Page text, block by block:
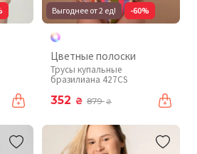
Выгоднее от 2 ед! -60%
Цветные полоски
Трусы купальные
бразилиана 427CS
352 ₴ 879₴